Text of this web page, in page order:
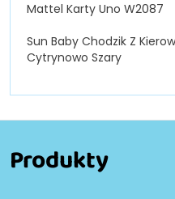
Mattel Karty Uno W2087
Sun Baby Chodzik Z
Cytrynowo Szary
Produkty